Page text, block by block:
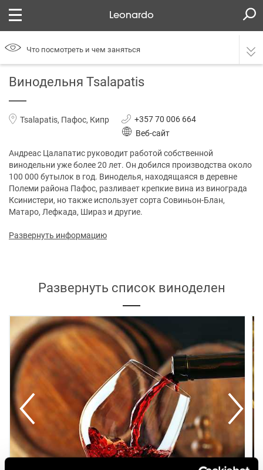
Leonardo
Что посмотреть и чем заняться
Винодельня Tsalapatis
Tsalapatis, Пафос, Кипр
+357 70 006 664
Веб-сайт
Андреас Цалапатис руководит работой собственной
винодельни уже более 20 лет. Он добился производства около
100 000 бутылок в год. Виноделья, находящаяся в деревне
Полеми района Пафос, разливает крепкие вина из винограда
Ксинистери, но также использует сорта Совиньон-Блан,
Матаро, Лефкада, Шираз и другие.
Развернуть информацию
Развернуть список виноделен